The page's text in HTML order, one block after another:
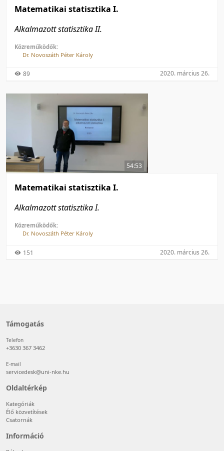
Matematikai statisztika I.
Alkalmazott statisztika II.
Közreműködők:
Dr. Novoszáth Péter Károly
89 2020. március 26.
54:53
Matematikai statisztika I.
Alkalmazott statisztika I.
Közreműködők:
Dr. Novoszáth Péter Károly
151 2020. március 26.
Támogatás
Telefon
+3630 367 3462
E-mail
servicedesk@uni-nke.hu
Oldaltérkép
Kategóriák
Élő közvetítések
Csatornák
Információ